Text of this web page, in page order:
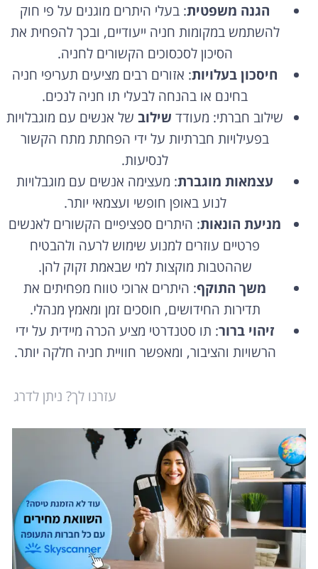
הגנה משפטית: בעלי היתרים מוגנים על פי חוק
להשתמש במקומות חניה ייעודיים, ובכך להפחית את
הסיכון לסכסוכים הקשורים לחניה.
חיסכון בעלויות: אזורים רבים מציעים תעריפי חניה
בחינם או בהנחה לבעלי תו חניה לנכים.
שילוב חברתי: מעודד שילוב של אנשים עם מוגבלויות
בפעילויות חברתיות על ידי הפחתת מתח הקשור
לנסיעות.
עצמאות מוגברת: מעצימה אנשים עם מוגבלויות
לנוע באופן חופשי ועצמאי יותר.
מניעת הונאות: היתרים ספציפיים הקשורים לאנשים
פרטיים עוזרים למנוע שימוש לרעה ולהבטיח
שההטבות מוקצות למי שבאמת זקוק להן.
משך התוקף: היתרים ארוכי טווח מפחיתים את
תדירות החידושים, חוסכים זמן ומאמץ מנהלי.
זיהוי ברור: תו סטנדרטי מציע הכרה מיידית על ידי
הרשויות והציבור, ומאפשר חוויית חניה חלקה יותר.
עזרנו לך? ניתן לדרג